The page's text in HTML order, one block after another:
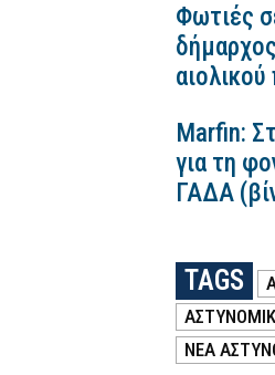
Φωτιές
Marfin:
για τη
ΓΑΔΑ
TAGS
ΝΕΑ